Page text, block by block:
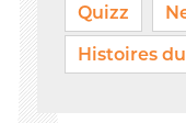
Quizz
Histoires